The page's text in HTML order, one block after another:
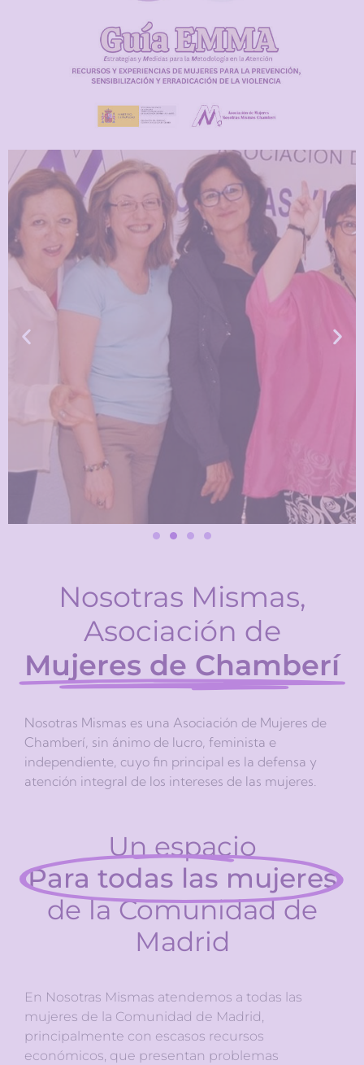
Nosotras Mismas,
Asociación de
Mujeres de Chamberí
Nosotras Mismas es una Asociación de Mujeres de
Chamberí, sin ánimo de lucro, feminista e
independiente, cuyo fin principal es la defensa y
atención integral de los intereses de las mujeres.
Un espacio
Para todas las mujeres
de la Comunidad de
Madrid
En Nosotras Mismas atendemos a todas las
mujeres de la Comunidad de Madrid,
principalmente con escasos recursos
económicos, que presentan problemas